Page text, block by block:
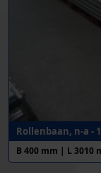
Rollenbaan, n-a -
B 400 mm | L 3010